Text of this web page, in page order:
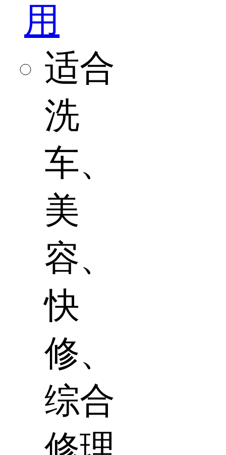
用
适合
洗
车、
美
容、
快
修、
综合